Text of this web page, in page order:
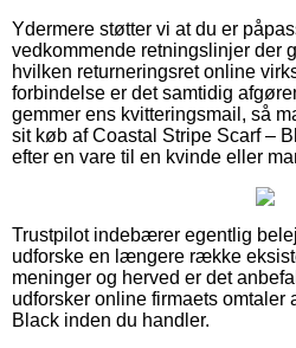
Ydermere støtter vi at du er
vedkommende retningslinjer der
hvilken returneringsret online
forbindelse er det samtidig
gemmer ens kvitteringsmail, så
sit køb af Coastal Stripe Scarf –
efter en vare til en kvinde eller
Trustpilot indebærer egentlig
udforske en længere række
meninger og herved er det
udforsker online firmaets omtaler
Black inden du handler.